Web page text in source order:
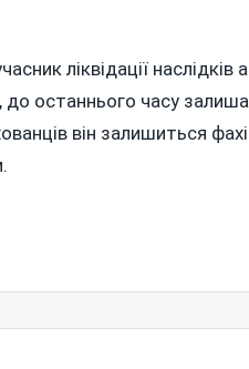
ліквідації
останнього часу
він залишиться